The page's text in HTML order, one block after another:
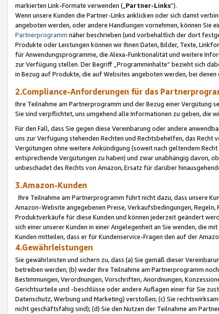
markierten Link-Formate verwenden („ Partner-Links“).
Wenn unsere Kunden die Partner-Links anklicken oder sich damit
angeboten werden, oder andere Handlungen vornehmen, können Sie
Partnerprogramm näher beschrieben (und vorbehaltlich der dort
Produkte oder Leistungen können wir Ihnen Daten, Bilder, Texte,
für Anwendungsprogramme, die Alexa-Funktionalität und weitere
zur Verfügung stellen. Der Begriff „Programminhalte“ bezieht sich
in Bezug auf Produkte, die auf Websites angeboten werden, bei
2.Compliance-Anforderungen für das
Ihre Teilnahme am Partnerprogramm und der Bezug einer Vergütung
Sie sind verpflichtet, uns umgehend alle Informationen zu geben, die
Für den Fall, dass Sie gegen diese Vereinbarung oder andere
uns zur Verfügung stehenden Rechten und Rechtsbehelfen, das
Vergütungen ohne weitere Ankündigung (soweit nach geltendem
entsprechende Vergütungen zu haben) und zwar unabhängig davon,
unbeschadet des Rechts von Amazon, Ersatz für darüber
3.Amazon-Kunden
Ihre Teilnahme am Partnerprogramm führt nicht dazu, dass unsere
Amazon-Website angegebenen Preise, Verkaufsbedingungen,
Produktverkäufe für diese Kunden und können jederzeit geändert
sich einer unserer Kunden in einer Angelegenheit an Sie wenden, die
Kunden mitteilen, dass er für Kundenservice-Fragen den auf der
4.Gewährleistungen
Sie gewährleisten und sichern zu, dass (a) Sie gemäß dieser
betreiben werden; (b) weder Ihre Teilnahme am Partnerprogramm
Bestimmungen, Verordnungen, Vorschriften, Anordnungen,
Gerichtsurteile und -beschlüsse oder andere Auflagen einer für Sie
Datenschutz, Werbung und Marketing) verstoßen; (c) Sie
nicht geschäftsfähig sind); (d) Sie den Nutzen der Teilnahme am